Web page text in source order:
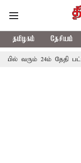
தமிழகம் தேசியம்
24ம் தேதி பட்ஜெட்